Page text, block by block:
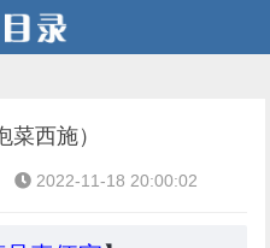
西施）
2022-11-18 20:00:02